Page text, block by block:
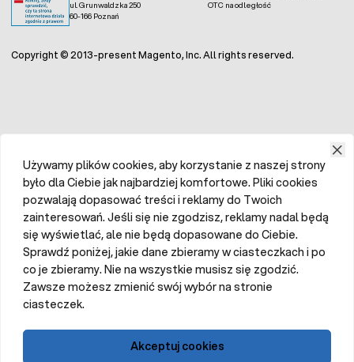
ul. Grunwaldzka 250
60-166 Poznań
OTC na odległość
Copyright © 2013-present Magento, Inc. All rights reserved.
Używamy plików cookies, aby korzystanie z naszej strony
było dla Ciebie jak najbardziej komfortowe. Pliki cookies
pozwalają dopasować treści i reklamy do Twoich
zainteresowań. Jeśli się nie zgodzisz, reklamy nadal będą
się wyświetlać, ale nie będą dopasowane do Ciebie.
Sprawdź poniżej, jakie dane zbieramy w ciasteczkach i po
co je zbieramy. Nie na wszystkie musisz się zgodzić.
Zawsze możesz zmienić swój wybór na stronie
ciasteczek.
Akceptuj cookies